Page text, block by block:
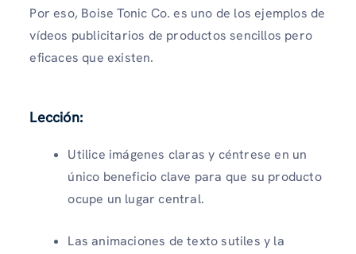
Por eso, Boise Tonic Co. es uno de los ejemplos de
vídeos publicitarios de productos sencillos pero
eficaces que existen.
Lección:
Utilice imágenes claras y céntrese en un
único beneficio clave para que su producto
ocupe un lugar central.
Las animaciones de texto sutiles y la